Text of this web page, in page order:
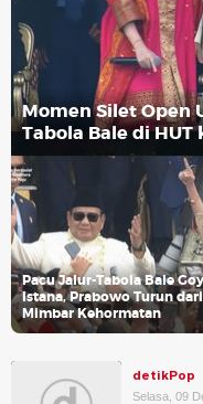
Momen Silet Open
Tabola Bale di HUT
Pacu Jalur-Tabola Bale
Istana, Prabowo Turun dari
Mimbar Kehormatan
detikPop
Selasa, 09